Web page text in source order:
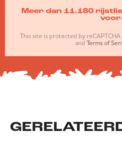
Meer dan 11.180
This site is protected by
and Terms of